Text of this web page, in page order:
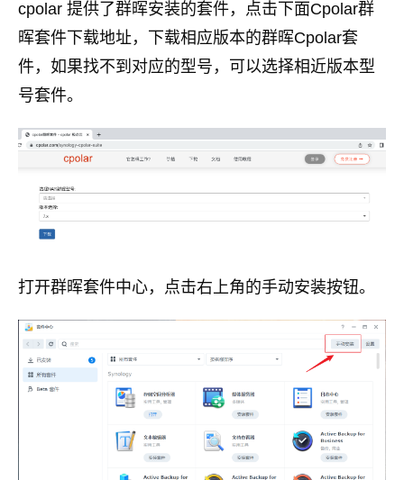
cpolar 提供了群晖安装的套件，点击下面Cpolar群
晖套件下载地址，下载相应版本的群晖Cpolar套
件，如果找不到对应的型号，可以选择相近版本型
号套件。
打开群晖套件中心，点击右上角的手动安装按钮。